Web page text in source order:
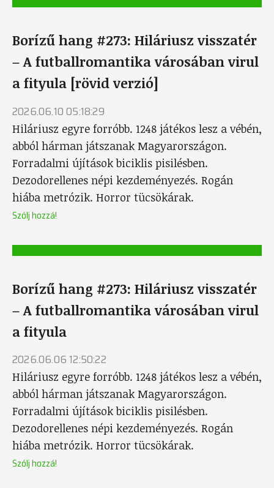
Borízű hang #273: Hiláriusz visszatér
– A futballromantika városában virul
a fityula [rövid verzió]
2026.06.10 05:18:29
Hiláriusz egyre forróbb. 1248 játékos lesz a vébén,
abból hárman játszanak Magyarországon.
Forradalmi újítások biciklis pisilésben.
Dezodorellenes népi kezdeményezés. Rogán
hiába metrózik. Horror tücsökárak.
Szólj hozzá!
Borízű hang #273: Hiláriusz visszatér
– A futballromantika városában virul
a fityula
2026.06.06 12:50:22
Hiláriusz egyre forróbb. 1248 játékos lesz a vébén,
abból hárman játszanak Magyarországon.
Forradalmi újítások biciklis pisilésben.
Dezodorellenes népi kezdeményezés. Rogán
hiába metrózik. Horror tücsökárak.
Szólj hozzá!